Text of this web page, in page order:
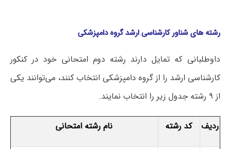
رشته های شناور کارشناسی ارشد گروه دامپزشکی
داوطلبانی که تمایل دارند رشته دوم امتحانی خود در کنکور
کارشناسی ارشد را از گروه دامپزشکی انتخاب کنند، می‌توانند یکی
از ۹ رشته‌ جدول زیر را انتخاب نمایند.
ردیف کد رشته نام رشته امتحانی